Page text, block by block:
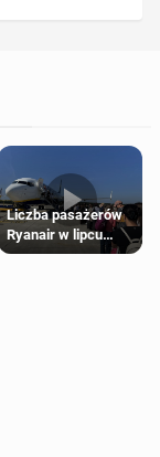
Liczba pasażerów
Ryanair w lipcu
pobiła rekord